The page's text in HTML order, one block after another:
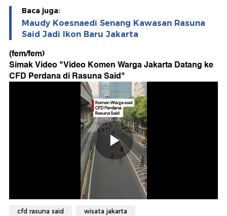
Baca juga:
Maudy Koesnaedi Senang Kawasan Rasuna
Said Jadi Ikon Baru Jakarta
(fem/fem)
Simak Video "Video Komen Warga Jakarta Datang ke
CFD Perdana di Rasuna Said"
cfd rasuna said wisata jakarta